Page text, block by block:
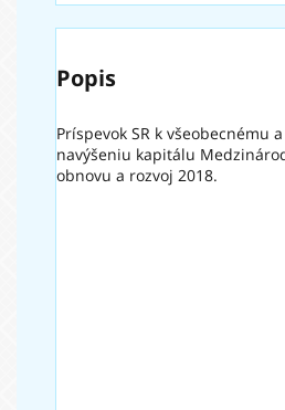
Popis
Príspevok SR k všeobecnému
navýšeniu kapitálu
obnovu a rozvoj 2018.